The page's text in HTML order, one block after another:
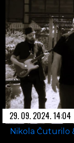
29. 09. 2024. 14:04
Nikola Čuturilo